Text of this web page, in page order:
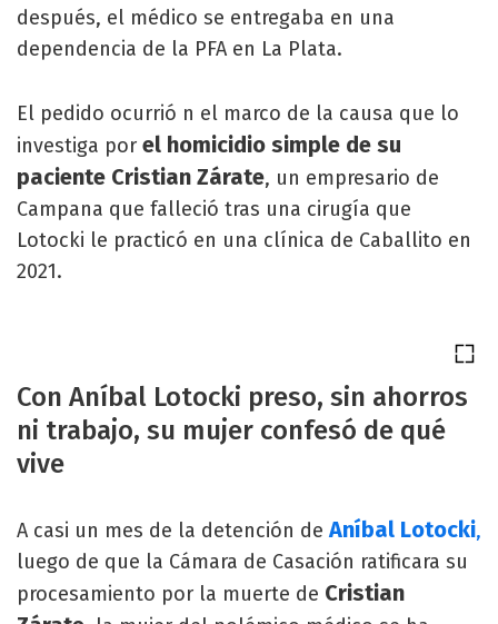
después, el médico se entregaba en una
dependencia de la PFA en La Plata.
El pedido ocurrió n el marco de la causa que lo
investiga por el homicidio simple de su
paciente Cristian Zárate, un empresario de
Campana que falleció tras una cirugía que
Lotocki le practicó en una clínica de Caballito en
2021.
Con Aníbal Lotocki preso, sin ahorros
ni trabajo, su mujer confesó de qué
vive
A casi un mes de la detención de Aníbal Lotocki,
luego de que la Cámara de Casación ratificara su
procesamiento por la muerte de Cristian